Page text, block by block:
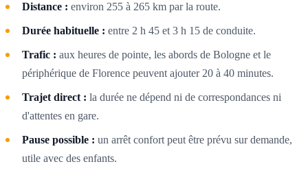
Distance : environ 255 à 265 km par la route.
Durée habituelle : entre 2 h 45 et 3 h 15 de conduite.
Trafic : aux heures de pointe, les abords de Bologne et le
périphérique de Florence peuvent ajouter 20 à 40 minutes.
Trajet direct : la durée ne dépend ni de correspondances ni
d'attentes en gare.
Pause possible : un arrêt confort peut être prévu sur demande,
utile avec des enfants.